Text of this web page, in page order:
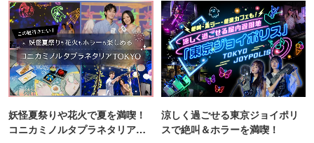
妖怪夏祭りや花火で夏を満喫！
コニカミノルタプラネタリア
涼しく過ごせる東京ジョイポリ
スで絶叫＆ホラーを満喫！